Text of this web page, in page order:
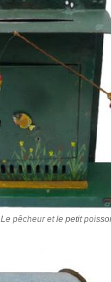
Le pêcheur et le petit